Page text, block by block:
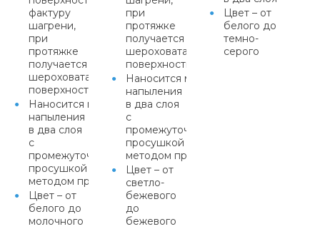
фактуру
шагрени,
при
протяжке
получается равномерная
шероховатая
поверхность
Наносится методом
напыления
в два слоя
с
промежуточной
просушкой или
методом протяжки
Цвет – от
белого до
молочного
при
протяжке
получается равномерная
шероховатая
поверхность
Наносится методом
напыления
в два слоя
с
промежуточной
просушкой или
методом протяжки
Цвет – от
светло-
бежевого
до
бежевого
Цвет – от
белого до
темно-
серого